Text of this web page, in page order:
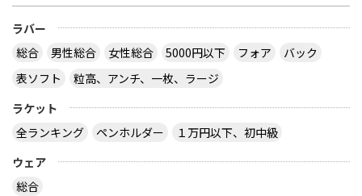
ラバー
総合
男性総合 女性総合 5000円以下 フォア
バック
表ソフト
粒高、アンチ、一枚、ラージ
ラケット
全ランキング
ペンホルダー
１万円以下、初中級
ウェア
総合